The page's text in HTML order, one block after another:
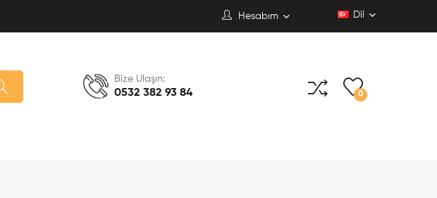
Hesabım Dil
Bize Ulaşın:
0532 382 93 84 0